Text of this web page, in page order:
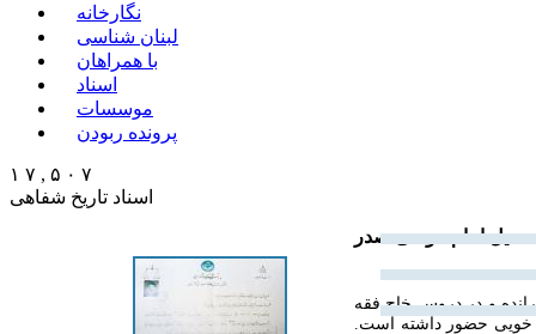
نگارخانه
لبنان شناسی
با همراهان
اسناد
موسسات
پرونده ربودن
۱ ۷ , ۵ ۰ ۷
اسناد تاریخ شفاهی
امام موسی صدر
را در نجف گذرانده و در دروس خاج فقه
خویی حضور داشته است.